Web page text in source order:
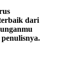
dari